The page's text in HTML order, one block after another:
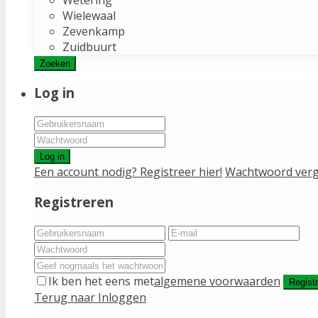
Wielewaal
Zevenkamp
Zuidbuurt
Zoeken
Log in
Log in
Een account nodig? Registreer hier! Wachtwoord
Registreren
Ik ben het eens metalgemene voorwaarden
Terug naar Inloggen